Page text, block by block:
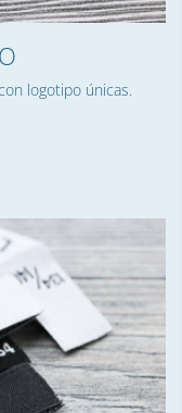
logotipo únicas.